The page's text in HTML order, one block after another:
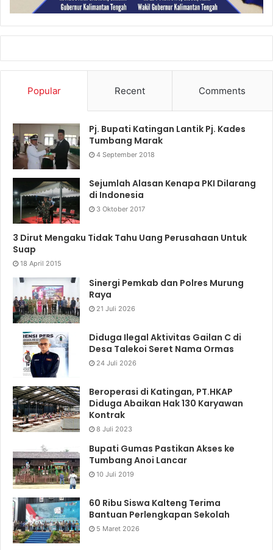
Popular Recent Comments
Pj. Bupati Katingan Lantik Pj. Kades
Tumbang Marak
4 September 2018
Sejumlah Alasan Kenapa PKI Dilarang
di Indonesia
3 Oktober 2017
3 Dirut Mengaku Tidak Tahu Uang Perusahaan Untuk
Suap
18 April 2015
Sinergi Pemkab dan Polres Murung
Raya
21 Juli 2026
Diduga Ilegal Aktivitas Gailan C di
Desa Talekoi Seret Nama Ormas
24 Juli 2026
Beroperasi di Katingan, PT.HKAP
Diduga Abaikan Hak 130 Karyawan
Kontrak
8 Juli 2023
Bupati Gumas Pastikan Akses ke
Tumbang Anoi Lancar
10 Juli 2019
60 Ribu Siswa Kalteng Terima
Bantuan Perlengkapan Sekolah
5 Maret 2026